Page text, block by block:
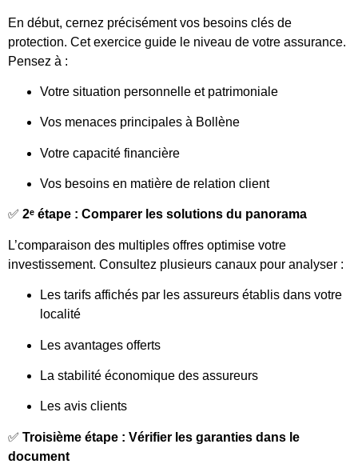
En début, cernez précisément vos besoins clés de
protection. Cet exercice guide le niveau de votre assurance.
Pensez à :
Votre situation personnelle et patrimoniale
Vos menaces principales à Bollène
Votre capacité financière
Vos besoins en matière de relation client
✅ 2ᵉ étape : Comparer les solutions du panorama
L’comparaison des multiples offres optimise votre
investissement. Consultez plusieurs canaux pour analyser :
Les tarifs affichés par les assureurs établis dans votre
localité
Les avantages offerts
La stabilité économique des assureurs
Les avis clients
✅ Troisième étape : Vérifier les garanties dans le
document